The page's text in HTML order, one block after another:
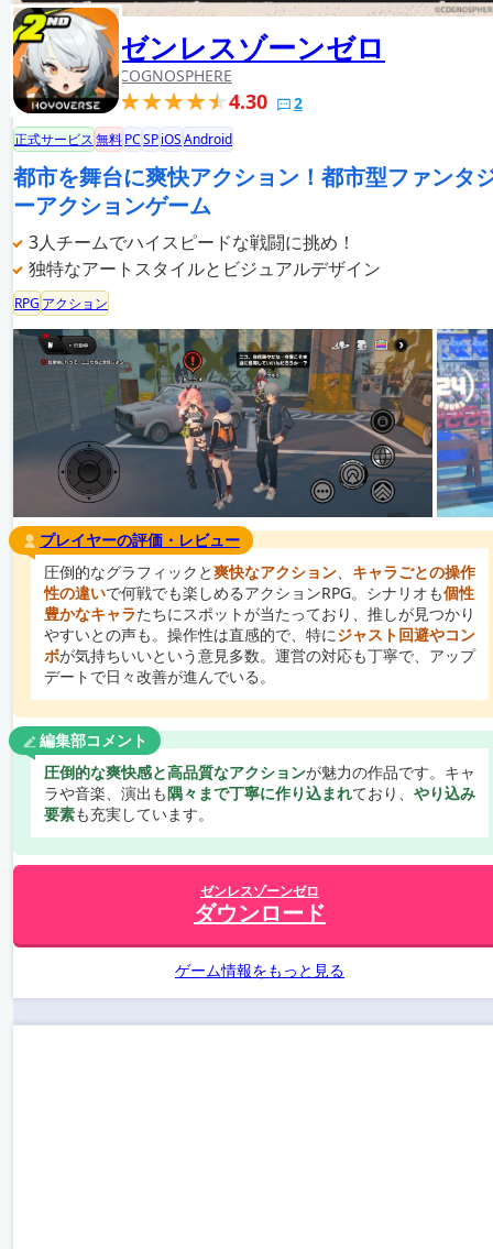
ゼンレスゾーンゼロ
COGNOSPHERE
4.30 2
正式サービス無料PCSPiOSAndroid
都市を舞台に爽快アクション！都市型ファンタ
ーアクションゲーム
3人チームでハイスピードな戦闘に挑め！
独特なアートスタイルとビジュアルデザイン
RPG アクション
プレイヤーの評価・レビュー
圧倒的なグラフィックと爽快なアクション、 キャラごとの操作
性の違いで何戦でも楽しめるアクションRPG。シナリオも個性
豊かなキャラたちにスポットが当たっており、推しが見つかり
やすいとの声も。操作性は直感的で、特にジャスト回避やコン
ボが気持ちいいという意見多数。運営の対応も丁寧で、アップ
デートで日々改善が進んでいる。
編集部コメント
圧倒的な爽快感と高品質なアクションが魅力の作品です。キャ
ラや音楽、演出も隅々まで丁寧に作り込まれており、 やり込み
要素も充実しています。
ゼンレスゾーンゼロ
ダウンロード
ゲーム情報をもっと見る